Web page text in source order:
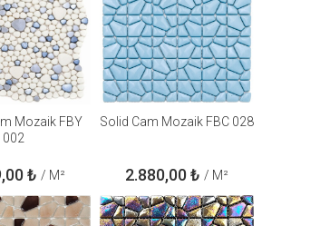
Mozaik FBY
002
₺ / M²
Solid Cam Mozaik FBC 028
2.880,00₺ / M²